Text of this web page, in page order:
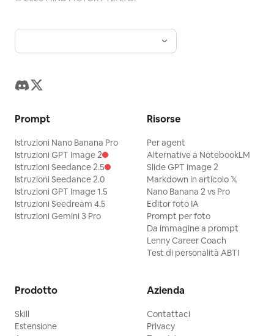
Prompt
Istruzioni Nano Banana Pro
Istruzioni GPT Image 2
Istruzioni Seedance 2.5
Istruzioni Seedance 2.0
Istruzioni GPT Image 1.5
Istruzioni Seedream 4.5
Istruzioni Gemini 3 Pro
Risorse
Per agent
Alternative a NotebookLM
Slide GPT Image 2
Markdown in articolo 𝕏
Nano Banana 2 vs Pro
Editor foto IA
Prompt per foto
Da immagine a prompt
Lenny Career Coach
Test di personalità ABTI
Prodotto
Skill
Estensione
Azienda
Contattaci
Privacy